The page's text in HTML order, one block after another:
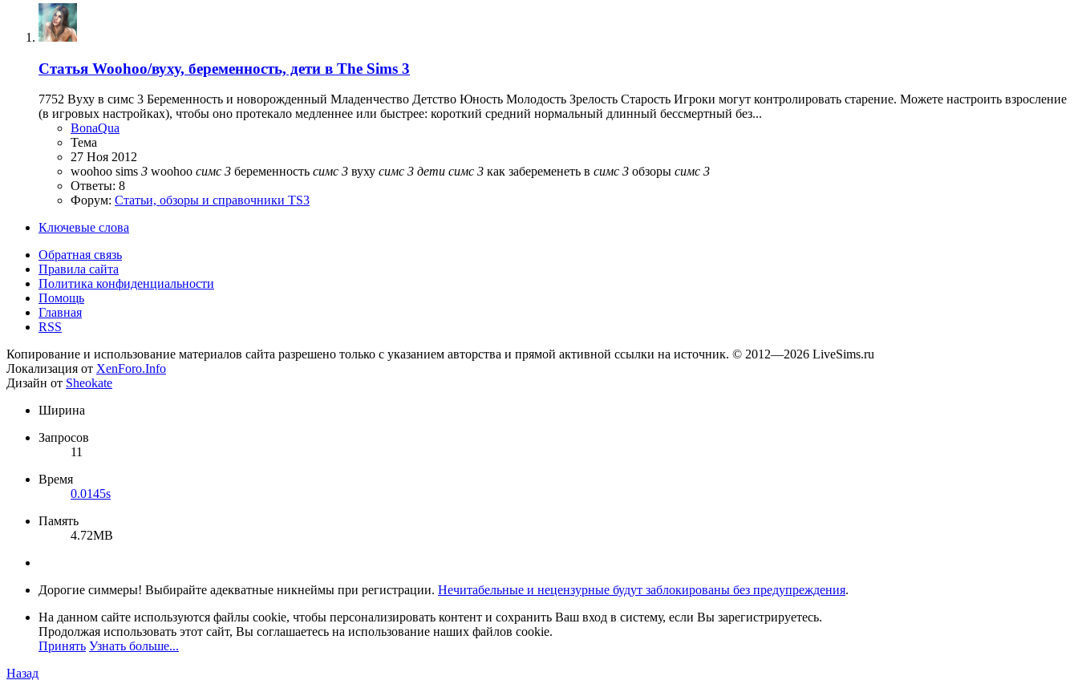
Статья Woohoo/вуху, беременность, дети в The Sims 3
7752 Вуху в симс 3 Беременность и новорожденный Младенчество Детство Юность Молодость Зрелость Старость Игроки могут контролировать старение. Можете настроить взросление
(в игровых настройках), чтобы оно протекало медленнее или быстрее: короткий средний нормальный длинный бессмертный без...
BonaQua
Тема
27 Ноя 2012
woohoo sims 3 woohoo симс 3 беременность симс 3 вуху симс 3 дети симс 3 как забеременеть в симс 3 обзоры симс 3
Ответы: 8
Форум: Статьи, обзоры и справочники TS3
Ключевые слова
Обратная связь
Правила сайта
Политика конфиденциальности
Помощь
Главная
RSS
Копирование и использование материалов сайта разрешено только с указанием авторства и прямой активной ссылки на источник. © 2012—2026 LiveSims.ru
Локализация от XenForo.Info
Дизайн от Sheokate
Ширина
Запросов
11
Время
0.0145s
Память
4.72MB
Дорогие симмеры! Выбирайте адекватные никнеймы при регистрации. Нечитабельные и нецензурные будут заблокированы без предупреждения.
На данном сайте используются файлы cookie, чтобы персонализировать контент и сохранить Ваш вход в систему, если Вы зарегистрируетесь.
Продолжая использовать этот сайт, Вы соглашаетесь на использование наших файлов cookie.
Принять Узнать больше...
Назад